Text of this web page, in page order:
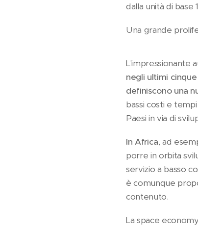
dalla unità di base
Una grande
L'impressionante
negli ultimi
definiscono una
bassi costi e
Paesi in via di
In Africa, ad
porre in orbita
servizio a basso
è comunque
contenuto.
La space